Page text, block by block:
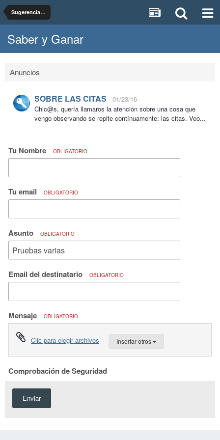
Sugerencias, dudas y pruebas del foro Saber y Ganar
Saber y Ganar
Anuncios
SOBRE LAS CITAS
01/23/16
Chic@s, quería llamaros la atención sobre una cosa que
vengo observando se repite contínuamente: las citas. Veo...
Tu Nombre OBLIGATORIO
Tu email OBLIGATORIO
Asunto OBLIGATORIO
Email del destinatario OBLIGATORIO
Mensaje OBLIGATORIO
Clic para elegir archivos Insertar otros
Comprobación de Seguridad
Enviar